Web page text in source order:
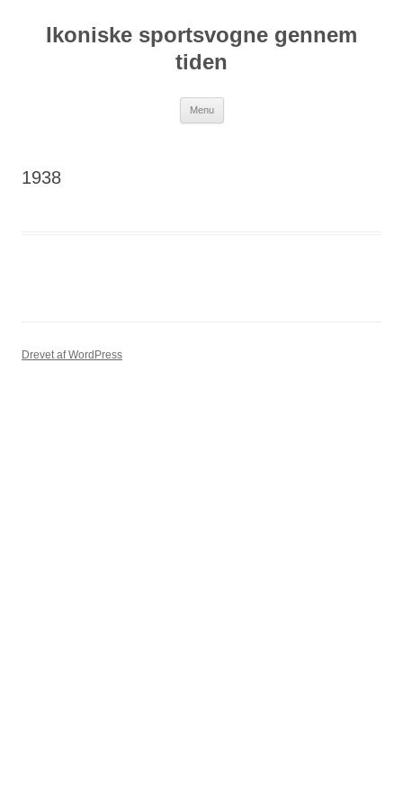
indholdIkoniske sportsvogne gennem
tiden
Menu
1938
Drevet af WordPress